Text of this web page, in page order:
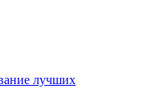
лучших